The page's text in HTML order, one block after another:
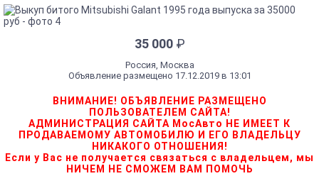
35 000 ₽
Россия, Москва
Объявление размещено 17.12.2019 в 13:01
ВНИМАНИЕ! ОБЪЯВЛЕНИЕ РАЗМЕЩЕНО
ПОЛЬЗОВАТЕЛЕМ САЙТА!
АДМИНИСТРАЦИЯ САЙТА МосАвто НЕ ИМЕЕТ К
ПРОДАВАЕМОМУ АВТОМОБИЛЮ И ЕГО ВЛАДЕЛЬЦУ
НИКАКОГО ОТНОШЕНИЯ!
Если у Вас не получается связаться с владельцем, мы
НИЧЕМ НЕ СМОЖЕМ ВАМ ПОМОЧЬ